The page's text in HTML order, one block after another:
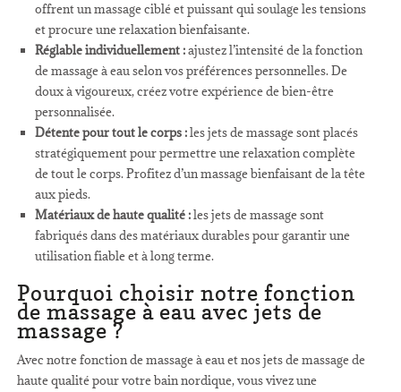
offrent un massage ciblé et puissant qui soulage les tensions
et procure une relaxation bienfaisante.
Réglable individuellement :ajustez l’intensité de la fonction
de massage à eau selon vos préférences personnelles. De
doux à vigoureux, créez votre expérience de bien-être
personnalisée.
Détente pour tout le corps :les jets de massage sont placés
stratégiquement pour permettre une relaxation complète
de tout le corps. Profitez d’un massage bienfaisant de la tête
aux pieds.
Matériaux de haute qualité :les jets de massage sont
fabriqués dans des matériaux durables pour garantir une
utilisation fiable et à long terme.
Pourquoi choisir notre fonction
de massage à eau avec jets de
massage ?
Avec notre fonction de massage à eau et nos jets de massage de
haute qualité pour votre bain nordique, vous vivez une